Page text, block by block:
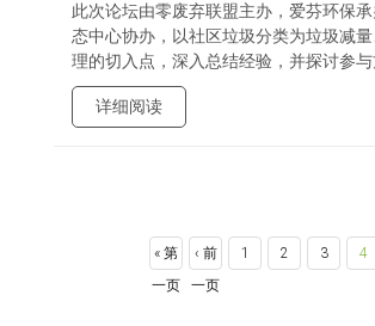
此次论坛由零废弃联盟主办，爱芬环保
态中心协办，以社区垃圾分类为垃圾减
理的切入点，深入总结经验，并探讨参与
详细阅读
« 第
一页
‹ 前
一页
1 2 3 4